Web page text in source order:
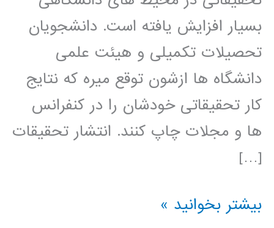
بسیار افزایش یافته است. دانشجویان
تحصیلات تکمیلی و هیئت علمی
دانشگاه ها ازشون توقع میره که نتایج
کار تحقیقاتی خودشان را در کنفرانس
ها و مجلات چاپ کنند. انتشار تحقیقات
[…]
راهنمای
بیشتر بخوانید »